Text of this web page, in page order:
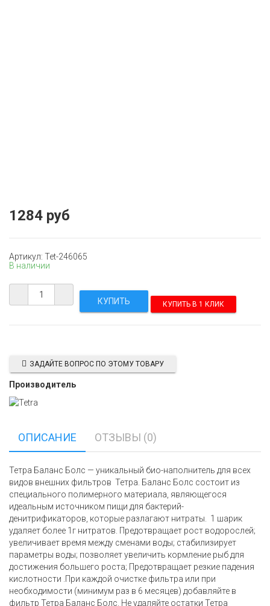
1284 руб
Артикул: Tet-246065
В наличии
КУПИТЬ В 1 КЛИК
ЗАДАЙТЕ ВОПРОС ПО ЭТОМУ ТОВАРУ
Производитель
ОПИСАНИЕ ОТЗЫВЫ (0)
Тетра Баланс Болс — уникальный био-наполнитель для всех
видов внешних фильтров Тетра. Баланс Болс состоит из
специального полимерного материала, являющегося
идеальным источником пищи для бактерий-
денитрификаторов, которые разлагают нитраты. 1 шарик
удаляет более 1г нитратов. Предотвращает рост водорослей;
увеличивает время между сменами воды; стабилизирует
параметры воды; позволяет увеличить кормление рыб для
достижения большего роста; Предотвращает резкие падения
кислотности .При каждой очистке фильтра или при
необходимости (минимум раз в 6 месяцев) добавляйте в
фильтр Тетра Баланс Болс. Не удаляйте остатки Тетра